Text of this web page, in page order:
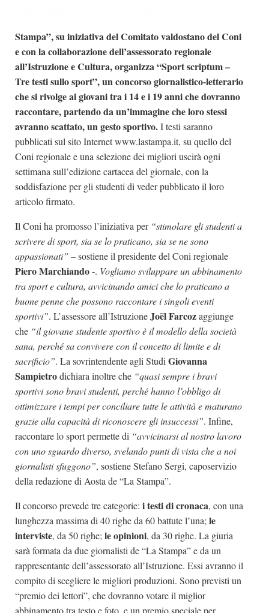
Salone di Torino
Marketing
Stampa”, su iniziativa del Comitato valdostano del Coni
e con la collaborazione dell’assessorato regionale
all’Istruzione e Cultura, organizza “Sport scriptum –
Tre testi sullo sport”, un concorso giornalistico-letterario
che si rivolge ai giovani tra i 14 e i 19 anni che dovranno
raccontare, partendo da un’immagine che loro stessi
avranno scattato, un gesto sportivo.I testi saranno
pubblicati sul sito Internet www.lastampa.it, su quello del
Coni regionale e una selezione dei migliori uscirà ogni
settimana sull’edizione cartacea del giornale, con la
soddisfazione per gli studenti di veder pubblicato il loro
articolo firmato.
Il Coni ha promosso l’iniziativa per “stimolare gli studenti a
scrivere di sport, sia se lo praticano, sia se ne sono
appassionati” – sostiene il presidente del Coni regionale
Piero Marchiando-. Vogliamo sviluppare un abbinamento
tra sport e cultura, avvicinando amici che lo praticano a
buone penne che possono raccontare i singoli eventi
sportivi”. L’assessore all’IstruzioneJoël Farcozaggiunge
che “il giovane studente sportivo è il modello della società
sana, perché sa convivere con il concetto di limite e di
sacrificio”. La sovrintendente agli Studi Giovanna
Sampietrodichiara inoltre che “quasi sempre i bravi
sportivi sono bravi studenti, perché hanno l’obbligo di
ottimizzare i tempi per conciliare tutte le attività e maturano
grazie alla capacità di riconoscere gli insuccessi”. Infine,
raccontare lo sport permette di “avvicinarsi al nostro lavoro
con uno sguardo diverso, svelando punti di vista che a noi
giornalisti sfuggono”, sostiene Stefano Sergi, caposervizio
della redazione di Aosta de “La Stampa”.
Il concorso prevede tre categorie: i testi di cronaca, con una
lunghezza massima di 40 righe da 60 battute l’una; le
interviste, da 50 righe; le opinioni, da 30 righe. La giuria
sarà formata da due giornalisti de “La Stampa” e da un
rappresentante dell’assessorato all’Istruzione. Essi avranno il
compito di scegliere le migliori produzioni. Sono previsti un
“premio dei lettori”, che dovranno votare il miglior
abbinamento tra testo e foto, e un premio speciale per